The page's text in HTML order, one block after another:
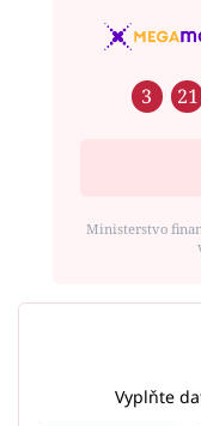
3 21
Ministerstvo
Vyplňte